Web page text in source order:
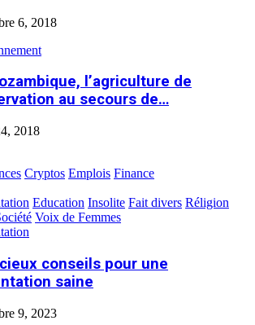
6, 2018
l’agriculture de
au secours de…
2018
Cryptos Emplois Finance
Education Insolite Fait divers Réligion
Voix de Femmes
conseils pour une
saine
9, 2023